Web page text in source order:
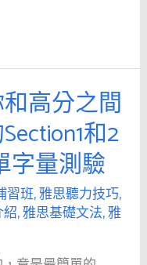
高分之間
和2
字量測驗
習班,雅思聽力技巧,
,雅思基礎文法,雅